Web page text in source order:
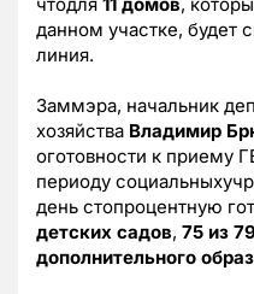
данном участке, будет
линия.
Заммэра, начальник
хозяйства Владимир
оготовности к приему
периоду
день стопроцентную
детских садов, 75 из
дополнительного